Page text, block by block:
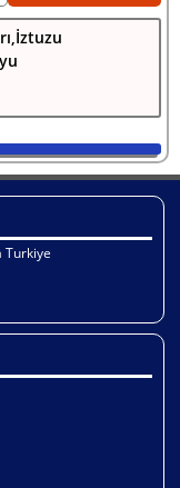
Turkiye